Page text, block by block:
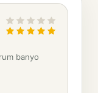
banyo